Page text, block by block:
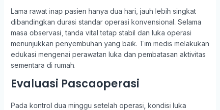
Lama rawat inap pasien hanya dua hari, jauh lebih singkat
dibandingkan durasi standar operasi konvensional. Selama
masa observasi, tanda vital tetap stabil dan luka operasi
menunjukkan penyembuhan yang baik. Tim medis melakukan
edukasi mengenai perawatan luka dan pembatasan aktivitas
sementara di rumah.
Evaluasi Pascaoperasi
Pada kontrol dua minggu setelah operasi, kondisi luka